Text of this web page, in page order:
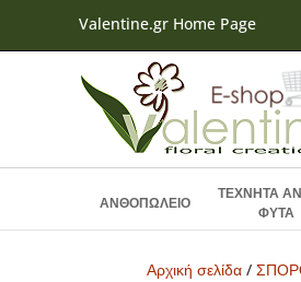
Valentine.gr Home Page
ΑΝΘΟΠΩΛΕΙΟ
ΤΕΧΝΗΤΑ
ΦΥΤΑ
Αρχική σελίδα /